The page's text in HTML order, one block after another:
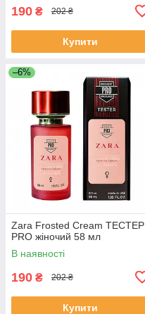
190 ₴ 202 ₴
Купити
–6%
Zara Frosted Cream ТЕСТЕР
PRO жіночий 58 мл
В наявності
190 ₴ 202 ₴
Купити